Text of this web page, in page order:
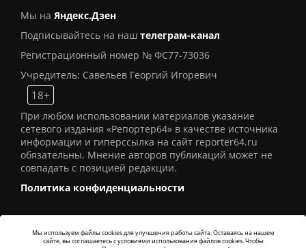
Мы на Яндекс.Дзен
Подписывайтесь на наш телеграм-канал
Регистрационный номер № ФС77-73036
Учредитель: Савельев Георгий Игоревич
18+
При любом использовании материалов указание
сетевого издания «Репортер64» в качестве источника
информации и гиперссылка на сайт reporter64.ru
обязательны. Мнение авторов публикаций может не
совпадать с позицией редакции.
Политика конфиденциальности
© 2016СИ «Репортер64». Все права защищены -
Мы используем файлы cookies для улучшения работы сайта. Оставаясь на нашем
сайте, вы соглашаетесь с условиями использования файлов cookies. Чтобы